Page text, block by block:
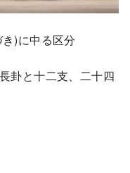
)に中る区分
卦と十二支、二十四